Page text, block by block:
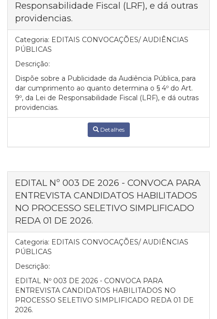
Responsabilidade Fiscal (LRF), e dá outras
providencias.
Categoria: EDITAIS CONVOCAÇÕES/ AUDIÊNCIAS
PÚBLICAS
Descrição:
Dispõe sobre a Publicidade da Audiência Pública, para
dar cumprimento ao quanto determina o § 4º do Art.
9º, da Lei de Responsabilidade Fiscal (LRF), e dá outras
providencias.
Detalhes
EDITAL Nº 003 DE 2026 - CONVOCA PARA
ENTREVISTA CANDIDATOS HABILITADOS
NO PROCESSO SELETIVO SIMPLIFICADO
REDA 01 DE 2026.
Categoria: EDITAIS CONVOCAÇÕES/ AUDIÊNCIAS
PÚBLICAS
Descrição:
EDITAL Nº 003 DE 2026 - CONVOCA PARA
ENTREVISTA CANDIDATOS HABILITADOS NO
PROCESSO SELETIVO SIMPLIFICADO REDA 01 DE
2026.